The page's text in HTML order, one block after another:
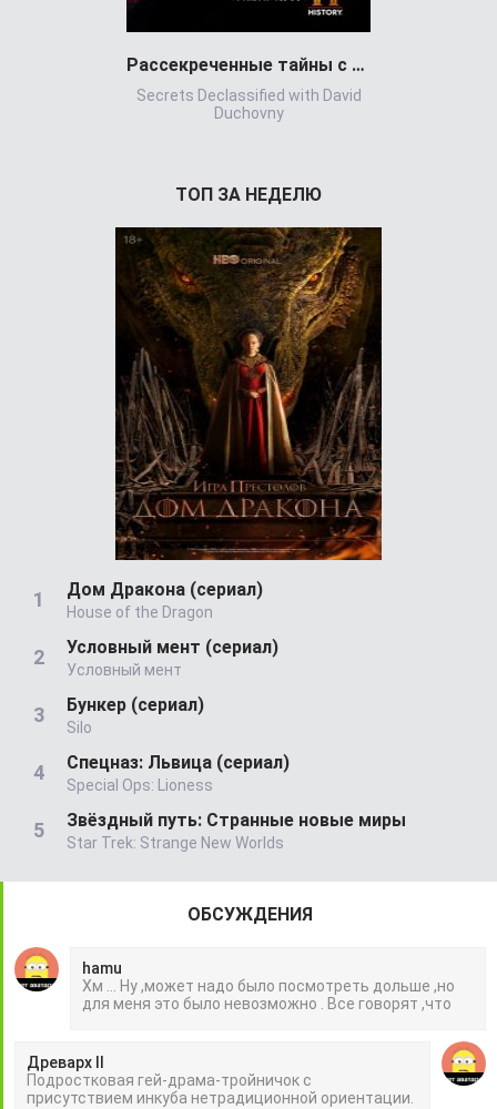
Рассекреченные тайны с Дэвидом Духовны
Secrets Declassified with David
Duchovny
ТОП ЗА НЕДЕЛЮ
Дом Дракона (сериал)
House of the Dragon
Условный мент (сериал)
Условный мент
Бункер (сериал)
Silo
Спецназ: Львица (сериал)
Special Ops: Lioness
Звёздный путь: Странные новые миры
Star Trek: Strange New Worlds
ОБСУЖДЕНИЯ
hamu
Хм ... Ну ,может надо было посмотреть дольше ,но
для меня это было невозможно . Все говорят ,что
Древарх II
Подростковая гей-драма-тройничок с
присутствием инкуба нетрадиционной ориентации.